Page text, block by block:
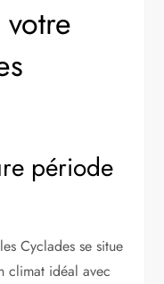
période
Cyclades se situe
climat idéal avec